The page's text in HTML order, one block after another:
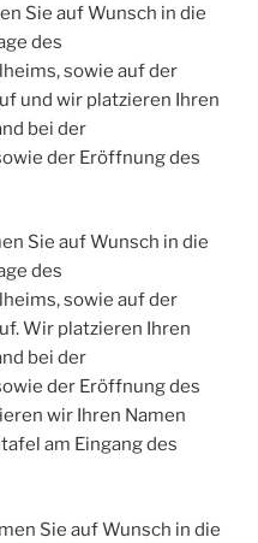
Sie auf Wunsch in die
des
sowie auf der
und wir platzieren Ihren
bei der
der Eröffnung des
Sie auf Wunsch in die
des
sowie auf der
Wir platzieren Ihren
bei der
der Eröffnung des
wir Ihren Namen
am Eingang des
Sie auf Wunsch in die